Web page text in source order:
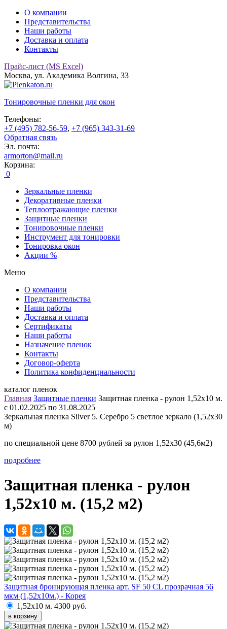
О компании
Представительства
Наши работы
Доставка и оплата
Контакты
Прайс-лист (MS Excel)
Москва, ул. Академика Волгина, 33
Тонировочные пленки для окон
Телефоны:
+7 (495) 782-56-59, +7 (965) 343-31-69
Обратная связь
Эл. почта:
armorton@mail.ru
Корзина:
0
Зеркальные пленки
Декоративные пленки
Теплоотражающие пленки
Защитные пленки
Тонировочные пленки
Инструмент для тонировки
Тонировка окон
Акции %
Меню
О компании
Представительства
Наши работы
Доставка и оплата
Сертификаты
Наши работы
Назначение пленок
Контакты
Договор-оферта
Политика конфиденциальности
каталог пленок
Главная Защитные пленки Защитная пленка - рулон 1,52х10 м.
c 01.02.2025 по 31.08.2025
Зеркальная пленка Silver 5. Серебро 5 светлое зеркало (1,52х30
м)
по специальной цене 8700 рублей за рулон 1,52х30 (45,6м2)
подробнее
Защитная пленка - рулон
1,52х10 м. (15,2 м2)
Защитная бронирующая пленка арт. SF 50 CL прозрачная 56
мкм (1,52х10м.) - Корея
1,52х10 м. 4300 руб.
в корзину